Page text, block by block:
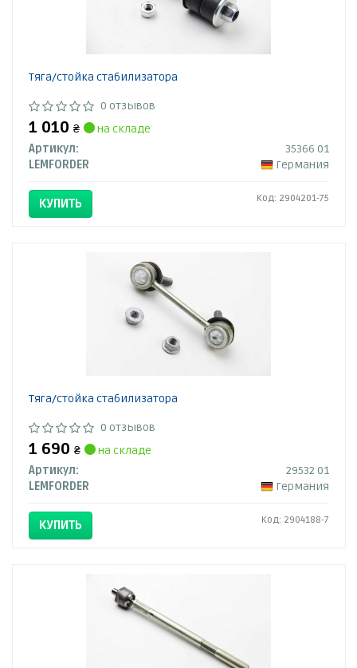
Тяга/стойка стабилизатора
0 отзывов
1 010 ₴
на складе
Артикул:
35366 01
LEMFORDER
Германия
КУПИТЬ Код: 2904201-75
Тяга/стойка стабилизатора
0 отзывов
1 690 ₴
на складе
Артикул:
29532 01
LEMFORDER
Германия
КУПИТЬ Код: 2904188-7